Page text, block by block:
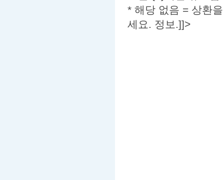
* 해당 없음 = 상환
세요. 정보.]]>